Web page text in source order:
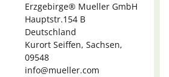
Erzgebirge® Mueller GmbH
Hauptstr.154 B
Deutschland
Kurort Seiffen, Sachsen,
09548
info@mueller.com